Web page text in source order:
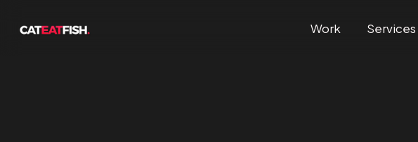
Work Services